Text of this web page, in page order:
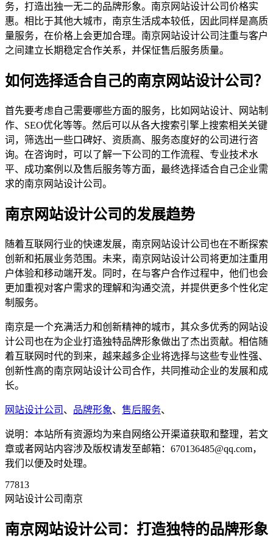
务，打造出独一无二的品牌形象。南京网站设计公司价格实
惠。相比于其他大城市，南京生活成本较低，因此同样是高质
量服务，在价格上会更加合理。南京网站设计公司注重与客户
之间建立长期稳定合作关系，并保怔售后服务质量。
如何选择适合自己的南京网站设计公司？
首先要考虑自己需要哪些方面的服务，比如网站设计、网站制
作、SEO优化等等。然后可以从各大搜索引擎上搜索相关关键
词，筛选出一些口碑好、资质高、服务态度好的公司进行咨
询。在咨询时，可以了解一下公司的工作流程、专业技术水
平、成功案例以及售后服务等方面，最终选择适合自己企业需
求的南京网站设计公司。
南京网站设计公司的发展趋势
随着互联网行业的快速发展，南京网站设计公司也在不断探索
创新和拓展业务范围。未来，南京网站设计公司将更加注重用
户体验和移动端开发。同时，在与客户合作过程中，他们也会
更加重视对客户需求的理解和沟通交流，并提供更多个性化定
制服务。
南京是一个充满活力和创新精神的城市，其众多优秀的网站设
计公司也在为企业打造独特品牌形象做出了杰出贡献。相信随
着互联网时代的到来，越来越多企业将选择与这些专业性强、
创新性高的南京网站设计公司合作，共同推动企业的发展和成
长。
网站设计公司 、 品牌形象、 售后服务、
说明：本站所有资源均为来自网络公开渠道获取和整理，若文
章或者网站内容涉及版权请发至邮箱：670136485@qq.com，
我们以便及时处理。
77813
网站设计公司南京
南京网站设计公司：打造独特的品牌形象